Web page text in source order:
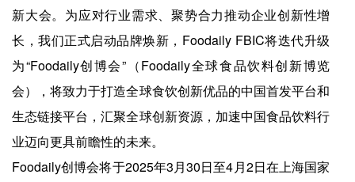
新大会。为应对行业需求、聚势合力推动企业创新性增
长，我们正式启动品牌焕新，Foodaily FBIC将迭代升级
为“Foodaily创博会”（Foodaily全球食品饮料创新博览
会），将致力于打造全球食饮创新优品的中国首发平台和
生态链接平台，汇聚全球创新资源，加速中国食品饮料行
业迈向更具前瞻性的未来。
Foodaily创博会将于2025年3月30日至4月2日在上海国家